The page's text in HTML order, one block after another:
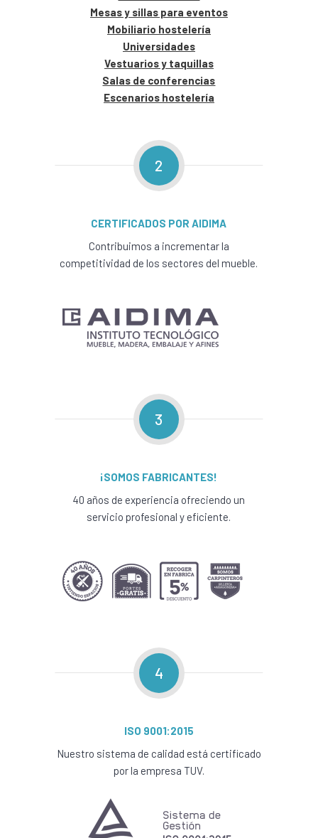
Mesas y sillas para eventos
Mobiliario hostelería
Universidades
Vestuarios y taquillas
Salas de conferencias
Escenarios hostelería
2
CERTIFICADOS POR AIDIMA
Contribuimos a incrementar la
competitividad de los sectores del mueble.
3
¡SOMOS FABRICANTES!
40 años de experiencia ofreciendo un
servicio profesional y eficiente.
4
ISO 9001:2015
Nuestro sistema de calidad está certificado
por la empresa TUV.